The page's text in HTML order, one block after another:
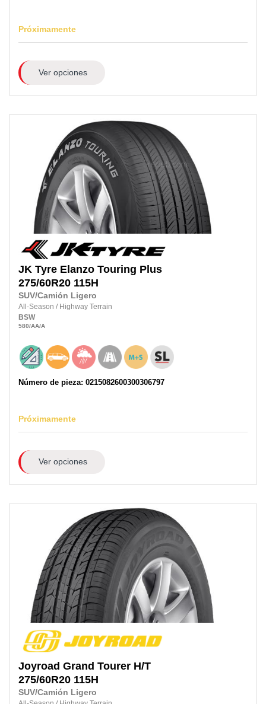
Próximamente
Ver opciones
JK Tyre Elanzo Touring Plus
275/60R20 115H
SUV/Camión Ligero
All-Season / Highway Terrain
BSW
580/AA/A
Número de pieza: 0215082600300306797
Próximamente
Ver opciones
Joyroad Grand Tourer H/T
275/60R20 115H
SUV/Camión Ligero